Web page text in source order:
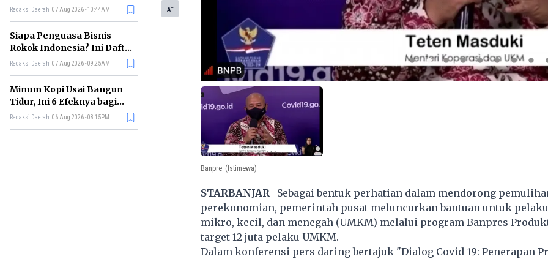
yang Paling Cocok
Redaksi Daerah 07 Aug 2026 - 10:44AM
Siapa Penguasa Bisnis
Rokok Indonesia? Ini Daftar
Perusahaan Terbesarnya
Redaksi Daerah 07 Aug 2026 - 09:25AM
Minum Kopi Usai Bangun
Tidur, Ini 6 Efeknya bagi
Kesehatan Tubuh
Redaksi Daerah 06 Aug 2026 - 08:15PM
A+
Banpre (Istimewa)
STARBANJAR- Sebagai bentuk perhatian dalam mendorong
perekonomian, pemerintah pusat meluncurkan bantuan untuk
mikro, kecil, dan menegah (UMKM) melalui program Banpres
target 12 juta pelaku UMKM.
Dalam konferensi pers daring bertajuk "Dialog Covid-19: Penerapan